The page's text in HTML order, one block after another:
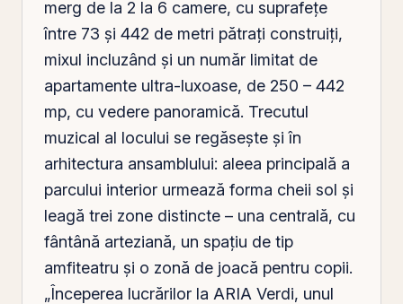
merg de la 2 la 6 camere, cu suprafeţe
între 73 şi 442 de metri pătraţi construiţi,
mixul incluzând şi un număr limitat de
apartamente ultra-luxoase, de 250 – 442
mp, cu vedere panoramică. Trecutul
muzical al locului se regăseşte şi în
arhitectura ansamblului: aleea principală a
parcului interior urmează forma cheii sol şi
leagă trei zone distincte – una centrală, cu
fântână arteziană, un spaţiu de tip
amfiteatru şi o zonă de joacă pentru copii.
„Începerea lucrărilor la ARIA Verdi, unul